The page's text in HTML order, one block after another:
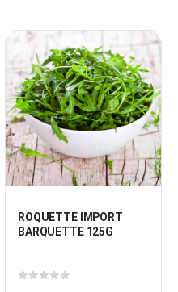
ROQUETTE IMPORT
BARQUETTE 125G